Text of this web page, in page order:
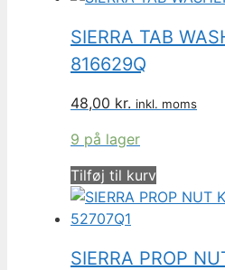
SIERRA TAB
816629Q
48,00 kr. inkl. moms
9 på lager
Tilføj til kurv
SIERRA PROP